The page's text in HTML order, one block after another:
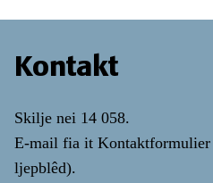
Kontakt
Skilje nei 14 058.
E-mail fia it Kontaktformulier
ljepblêd).